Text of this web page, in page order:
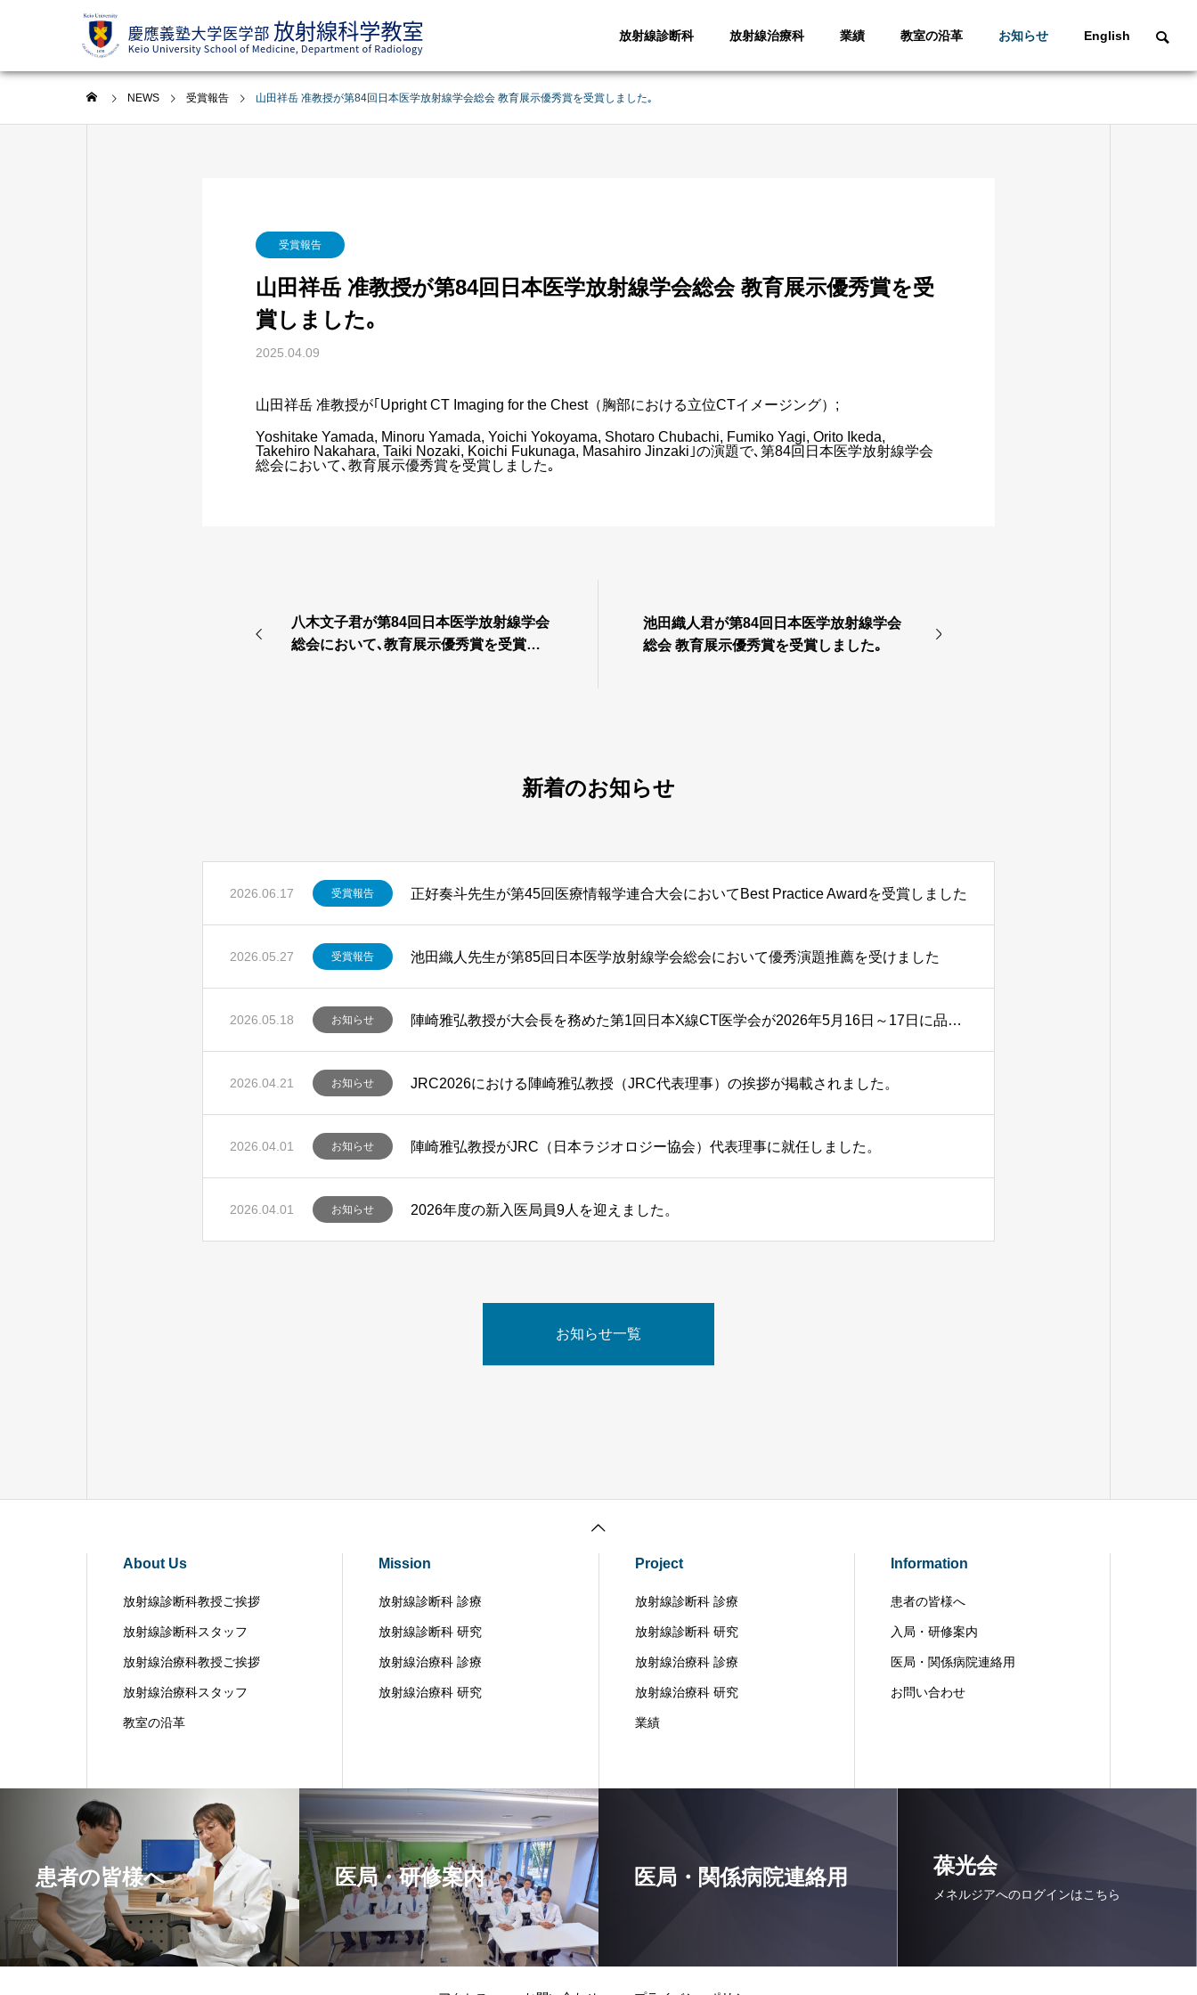
放射線診断科 放射線治療科 業績 教室の沿革 お知らせ English
NEWS 受賞報告 山田祥岳 准教授が第84回日本医学放射線学会総会 教育展示優秀賞を受賞しました｡
受賞報告
山田祥岳 准教授が第84回日本医学放射線学会総会 教育展示優秀賞を受
賞しました｡
2025.04.09
山田祥岳 准教授が｢Upright CT Imaging for the Chest（胸部における立位CTイメージング）;
Yoshitake Yamada, Minoru Yamada, Yoichi Yokoyama, Shotaro Chubachi, Fumiko Yagi, Orito Ikeda,
Takehiro Nakahara, Taiki Nozaki, Koichi Fukunaga, Masahiro Jinzaki｣の演題で､第84回日本医学放射線学会
総会において､教育展示優秀賞を受賞しました｡
八木文子君が第84回日本医学放射線学会
総会において､教育展示優秀賞を受賞し
池田織人君が第84回日本医学放射線学会
総会 教育展示優秀賞を受賞しました｡
新着のお知らせ
2026.06.17 受賞報告 正好奏斗先生が第45回医療情報学連合大会においてBest Practice Awardを受賞しました
2026.05.27 受賞報告 池田織人先生が第85回日本医学放射線学会総会において優秀演題推薦を受けました
2026.05.18 お知らせ 陣崎雅弘教授が大会長を務めた第1回日本X線CT医学会が2026年5月16日～17日に品川シーズンカンファレンスにて開催されました。
2026.04.21 お知らせ JRC2026における陣崎雅弘教授（JRC代表理事）の挨拶が掲載されました。
2026.04.01 お知らせ 陣崎雅弘教授がJRC（日本ラジオロジー協会）代表理事に就任しました。
2026.04.01 お知らせ 2026年度の新入医局員9人を迎えました。
お知らせ一覧
About Us
放射線診断科教授ご挨拶
放射線診断科スタッフ
放射線治療科教授ご挨拶
放射線治療科スタッフ
教室の沿革
Mission
放射線診断科 診療
放射線診断科 研究
放射線治療科 診療
放射線治療科 研究
Project
放射線診断科 診療
放射線診断科 研究
放射線治療科 診療
放射線治療科 研究
業績
Information
患者の皆様へ
入局・研修案内
医局・関係病院連絡用
お問い合わせ
患者の皆様へ 医局・研修案内 医局・関係病院連絡用 葆光会
メネルジアへのログインはこちら